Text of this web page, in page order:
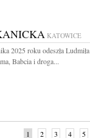
KATOWICE
2025 roku odeszła Ludmiła
Babcia i droga...
1 2 3 4 5